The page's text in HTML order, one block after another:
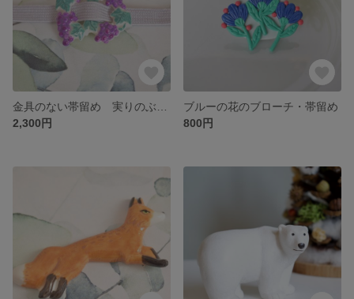
2,300円
ブルーの花のブローチ・帯留め
800円